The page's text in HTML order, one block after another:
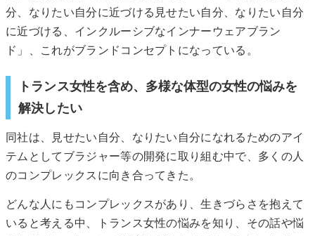
分、なりたい自分に近づける見せたい自分、なりたい自分
に近づける、インクルーシブなインナーウェアブラン
ド」、これがブランドコンセプトになっている。
トランス女性を含め、多様な体型の女性の悩みを
解決したい
同社は、見せたい自分、なりたい自分になれるためのアイ
テムとしてブラジャー等の開発に取り組む中で、多くの人
のコンプレックスに向き合ってきた。
どんな人にもコンプレックスがあり、生きづらさを抱えて
いると考える中、トランス女性の悩みを知り、その話や悩